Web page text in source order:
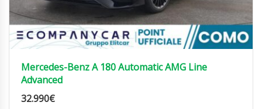
Mercedes-Benz A 180 Automatic AMG Line
Advanced
32.990€